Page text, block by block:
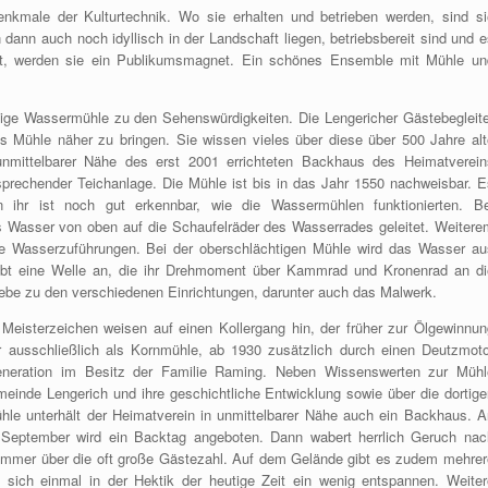
der Kulturtechnik. Wo sie erhalten und betrieben werden, sind
auch noch idyllisch in der Landschaft liegen, betriebsbereit sind und
werden sie ein Publikumsmagnet. Ein schönes Ensemble mit Mühle
Wassermühle zu den Sehenswürdigkeiten. Die Lengericher
Mühle näher zu bringen. Sie wissen vieles über diese über 500 Jahre
Nähe des erst 2001 errichteten Backhaus des
Teichanlage. Die Mühle ist bis in das Jahr 1550 nachweisbar.
ist noch gut erkennbar, wie die Wassermühlen funktionierten.
von oben auf die Schaufelräder des Wasserrades geleitet.
Bei der oberschlächtigen Mühle wird das Wasser
eine Welle an, die ihr Drehmoment über Kammrad und Kronenrad an
zu den verschiedenen Einrichtungen, darunter auch das Malwerk.
weisen auf einen Kollergang hin, der früher zur
als Kornmühle, ab 1930 zusätzlich durch einen
im Besitz der Familie Raming. Neben Wissenswerten zur
Lengerich und ihre geschichtliche Entwicklung sowie über die
unterhält der Heimatverein in unmittelbarer Nähe auch ein Backhaus.
wird ein Backtag angeboten. Dann wabert herrlich Geruch
über die oft große Gästezahl. Auf dem Gelände gibt es zudem
einmal in der Hektik der heutige Zeit ein wenig entspannen.